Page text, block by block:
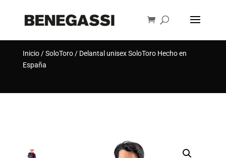
Inicio/SoloToro/ Delantal unisex SoloToro Hecho en
España